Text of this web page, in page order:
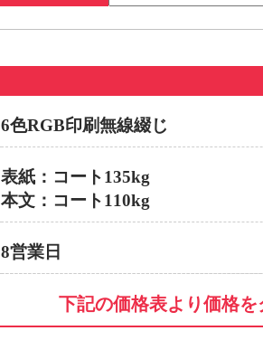
6色RGB印刷無線綴じ
表紙：コート135kg
本文：コート110kg
8営業日
下記の価格表より価格